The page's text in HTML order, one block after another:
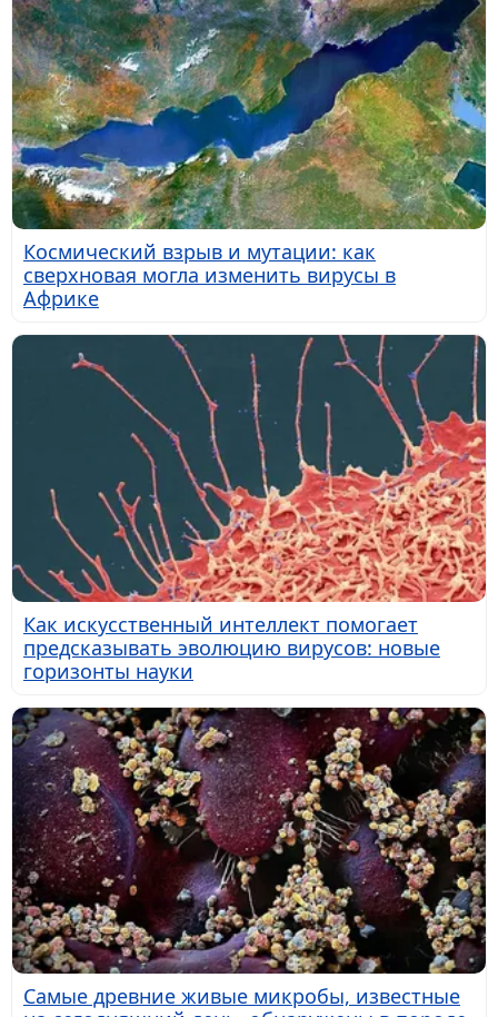
Космический взрыв и мутации: как
сверхновая могла изменить вирусы в
Африке
Как искусственный интеллект помогает
предсказывать эволюцию вирусов: новые
горизонты науки
Самые древние живые микробы, известные